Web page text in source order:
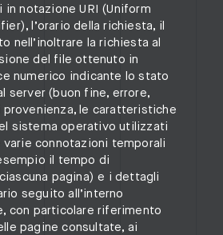
in notazione URI (Uniform
l’orario della richiesta, il
nell’inoltrare la richiesta al
del file ottenuto in
numerico indicante lo stato
server (buon fine, errore,
le caratteristiche
sistema operativo utilizzati
connotazioni temporali
il tempo di
pagina) e i dettagli
seguito all’interno
con particolare riferimento
pagine consultate, ai